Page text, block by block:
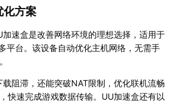
化方案
速盒是改善网络环境的理想选择，适用于
平台。该设备自动优化主机网络，无需手
阻滞，还能突破NAT限制，优化联机流畅
快速完成游戏数据传输。UU加速盒还有以